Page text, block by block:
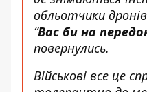
обльотчики
“Вас би на
повернулись.
Військові все це